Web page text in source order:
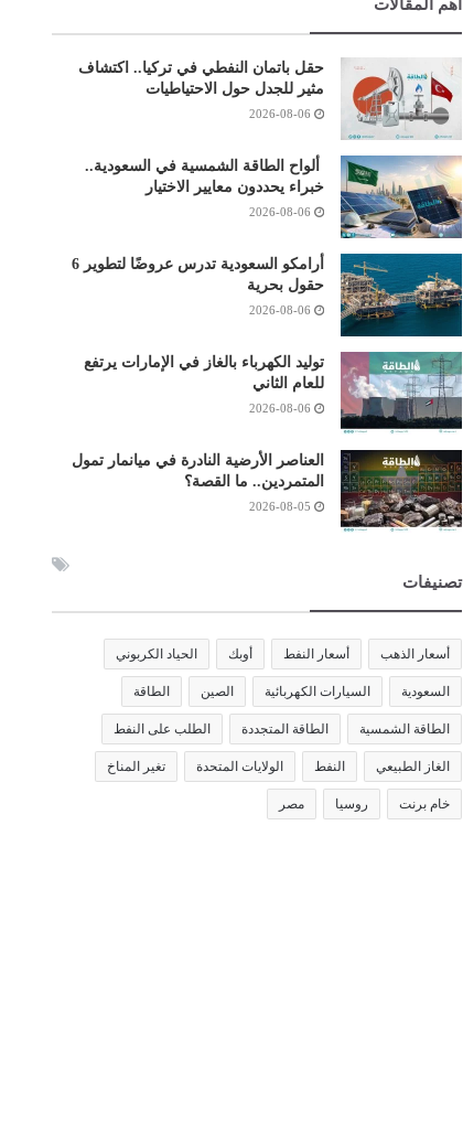
أهم المقالات
حقل باتمان النفطي في تركيا.. اكتشاف
مثير للجدل حول الاحتياطيات
2026-08-06
ألواح الطاقة الشمسية في السعودية..
خبراء يحددون معايير الاختيار
2026-08-06
أرامكو السعودية تدرس عروضًا لتطوير 6
حقول بحرية
2026-08-06
توليد الكهرباء بالغاز في الإمارات يرتفع
للعام الثاني
2026-08-06
العناصر الأرضية النادرة في ميانمار تمول
المتمردين.. ما القصة؟
2026-08-05
تصنيفات
أسعار الذهب أسعار النفط أوبك الحياد الكربوني
السعودية السيارات الكهربائية الصين الطاقة
الطاقة الشمسية الطاقة المتجددة الطلب على النفط
الغاز الطبيعي النفط الولايات المتحدة تغير المناخ
خام برنت روسيا مصر